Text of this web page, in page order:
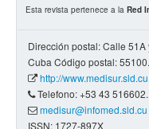
Esta revista pertenece a la Red
Dirección postal: Calle
Cuba Código postal: 55100.
http://www.medisur.sld.cu
Telefono: +53 43
medisur@infomed.sld.cu
ISSN: 1727-897X